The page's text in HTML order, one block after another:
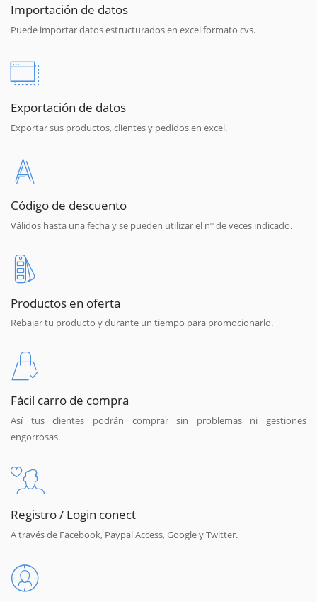
Importación de datos
Puede importar datos estructurados en excel formato cvs.
Exportación de datos
Exportar sus productos, clientes y pedidos en excel.
Código de descuento
Válidos hasta una fecha y se pueden utilizar el nº de veces indicado.
Productos en oferta
Rebajar tu producto y durante un tiempo para promocionarlo.
Fácil carro de compra
Así tus clientes podrán comprar sin problemas ni gestiones
engorrosas.
Registro / Login conect
A través de Facebook, Paypal Access, Google y Twitter.